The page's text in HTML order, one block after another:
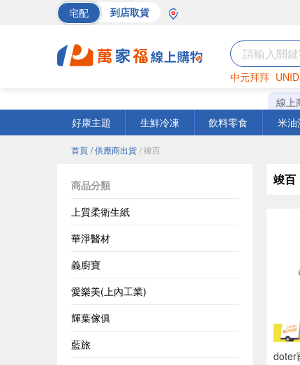
宅配 到店取貨
中元拜拜
罐頭
線上
好康主題
生鮮冷凍 飲料零食 米油
首頁 / 供應商出貨 / 竣百
商品分類
上質柔衛生紙
華淨醫材
義廚寶
愛樂美(上內工業)
輝葉傢俱
藍旅
竣百
doter